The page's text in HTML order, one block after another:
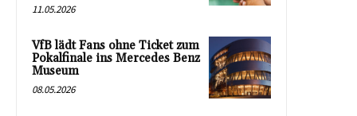
11.05.2026
VfB lädt Fans ohne Ticket zum
Pokalfinale ins Mercedes Benz
Museum
08.05.2026